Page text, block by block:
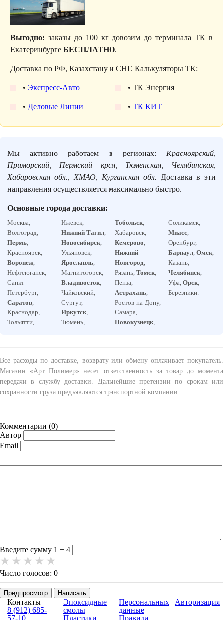
Выгодно: заказы до 100 кг довозим до терминала ТК в
Екатеринбурге БЕСПЛАТНО.
Доставка по РФ, Казахстану и СНГ. Калькуляторы ТК:
• Экспресс-Авто
• Деловые Линии
• ТК Энергия
• ТК КИТ
Мы активно работаем в регионах: Красноярский,
Приморский, Пермский края, Тюменская, Челябинская,
Хабаровская обл., ХМАО, Курганская обл. Доставка в эти
направления осуществляется максимально быстро.
Основные города доставки:
Москва,
Волгоград,
Пермь,
Красноярск,
Воронеж,
Нефтеюганск,
Санкт-
Петербург,
Саратов,
Краснодар,
Тольятти,
Ижевск,
Нижний Тагил,
Новосибирск,
Ульяновск,
Ярославль,
Магнитогорск,
Владивосток,
Чайковский,
Сургут,
Иркутск,
Тюмень,
Тобольск,
Хабаровск,
Кемерово,
Нижний
Новгород,
Рязань, Томск,
Пенза,
Астрахань,
Ростов-на-Дону,
Самара,
Новокузнецк,
Соликамск,
Миасс,
Оренбург,
Барнаул,Омск,
Казань,
Челябинск,
Уфа,Орск,
Березники.
Все расходы по доставке, возврату или обмену оплачивает покупатель.
Магазин «Арт Полимер» несет ответственность за товар до момента
передачи в службу доставки. Дальнейшие претензии по срокам или
сохранности груза предъявляются транспортной компании.
Комментарии (0)
Автор
Email
-
-
-
Введите сумму 1 + 4
Число голосов: 0
Предпросмотр Написать
Контакты
8 (912) 685-
57-10
Эпоксидные
смолы
Пластики
Персональных
данные
Правила
Авторизация